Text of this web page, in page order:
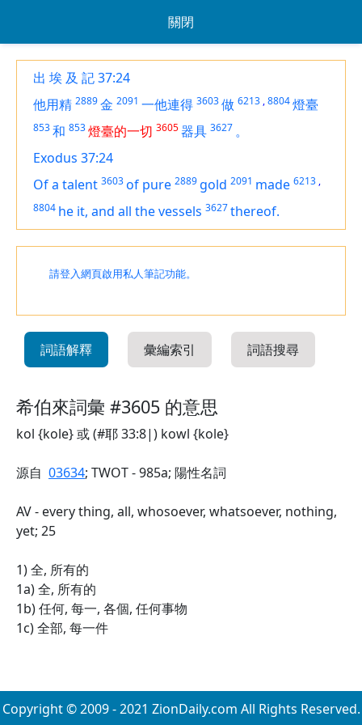
關閉
出 埃 及 記 37:24
他用精 2889金 2091 一他連得 3603做 6213 ,8804燈臺
853和 853燈臺的一切 3605器具 3627 。
Exodus 37:24
Ofa talent 3603of pure 2889 gold 2091 made 6213 ,
8804 he it, and all the vessels 3627thereof.
請登入網頁啟用私人筆記功能。
詞語解釋 彙編索引 詞語搜尋
希伯來詞彙 #3605 的意思
kol {kole} 或 (#耶 33:8|) kowl {kole}
源自 03634; TWOT - 985a; 陽性名詞
AV - every thing, all, whosoever, whatsoever, nothing,
yet; 25
1) 全, 所有的
1a) 全, 所有的
1b) 任何, 每一, 各個, 任何事物
1c) 全部, 每一件
Copyright © 2009 - 2021 ZionDaily.com All Rights Reserved.